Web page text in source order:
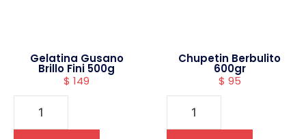
Gelatina Gusano
Brillo Fini 500g
$ 149
Chupetin Berbulito
600gr
$ 95